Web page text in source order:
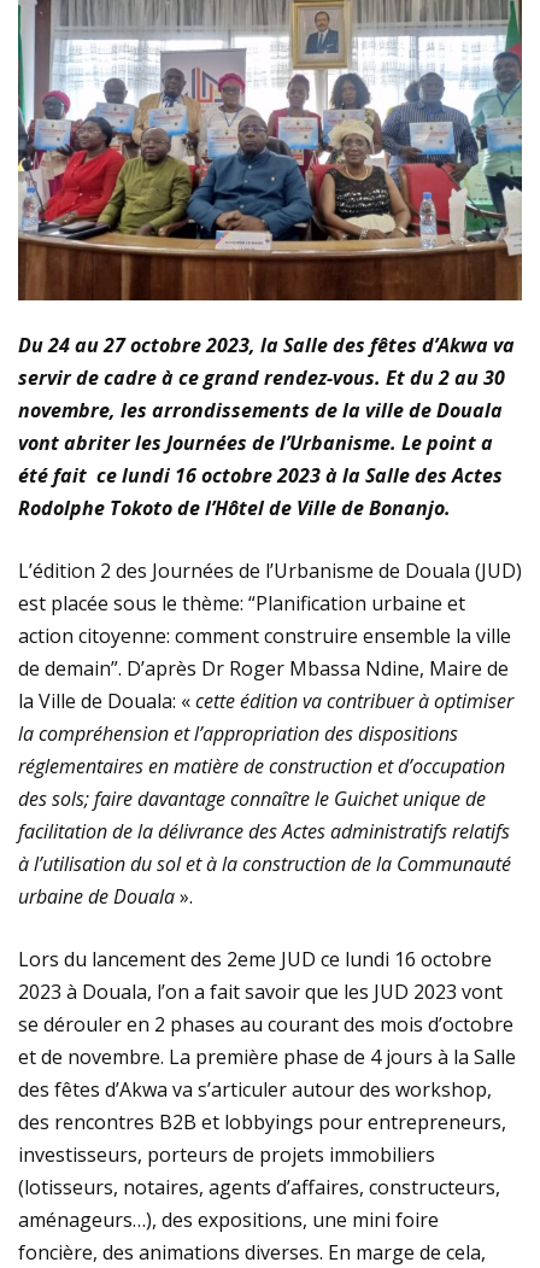
plastiques
Immersion au cœur de la transition écologique : La
FOCACO salue la transparence d’ECOGREEN et exige
le maintien strict du Cap 30% R-PET au 1er décembre
2026
Tournoi de la Paix 2026 – Match d’ouverture :
rencontre féminine exceptionnelle !
Du 24 au 27 octobre 2023, la Salle des fêtes d’Akwa va
servir de cadre à ce grand rendez-vous. Et du 2 au 30
novembre, les arrondissements de la ville de Douala
vont abriter les Journées de l’Urbanisme. Le point a
été fait ce lundi 16 octobre 2023 à la Salle des Actes
Rodolphe Tokoto de l’Hôtel de Ville de Bonanjo.
L’édition 2 des Journées de l’Urbanisme de Douala (JUD)
est placée sous le thème: “Planification urbaine et
action citoyenne: comment construire ensemble la ville
de demain”. D’après Dr Roger Mbassa Ndine, Maire de
la Ville de Douala: «cette édition va contribuer à optimiser
la compréhension et l’appropriation des dispositions
réglementaires en matière de construction et d’occupation
des sols; faire davantage connaître le Guichet unique de
facilitation de la délivrance des Actes administratifs relatifs
à l’utilisation du sol et à la construction de la Communauté
urbaine de Douala».
Lors du lancement des 2eme JUD ce lundi 16 octobre
2023 à Douala, l’on a fait savoir que les JUD 2023 vont
se dérouler en 2 phases au courant des mois d’octobre
et de novembre. La première phase de 4 jours à la Salle
des fêtes d’Akwa va s’articuler autour des workshop,
des rencontres B2B et lobbyings pour entrepreneurs,
investisseurs, porteurs de projets immobiliers
(lotisseurs, notaires, agents d’affaires, constructeurs,
aménageurs…), des expositions, une mini foire
foncière, des animations diverses. En marge de cela,